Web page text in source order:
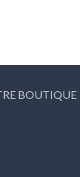
BOUTIQUE